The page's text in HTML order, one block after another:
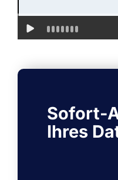
Sofort-
Ihres